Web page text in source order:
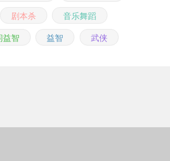
剧本杀
音乐舞蹈
益智 益智 武侠